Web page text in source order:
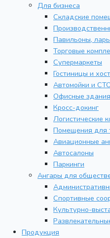
Для бизнеса
Складские
Павильоны,
Торговые
Супермаркеты
Гостиницы и
Автомойки и
Офисные здания
Кросс-докинг
Логистические
Помещения для
Авиационные
Автосалоны
Паркинги
Ангары для
Спортивные
Культурно-
Продукция